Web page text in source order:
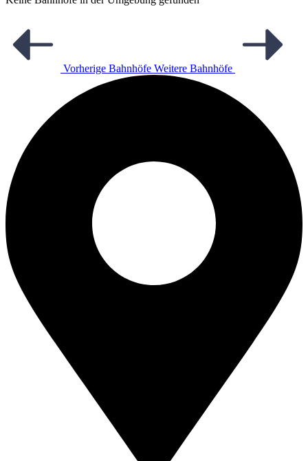
Vorherige Bahnhöfe Weitere Bahnhöfe